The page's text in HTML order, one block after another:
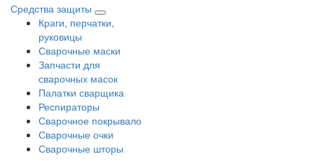
Средства защиты
Краги, перчатки,
руковицы
Сварочные маски
Запчасти для
сварочных масок
Палатки сварщика
Респираторы
Сварочное покрывало
Сварочные очки
Сварочные шторы